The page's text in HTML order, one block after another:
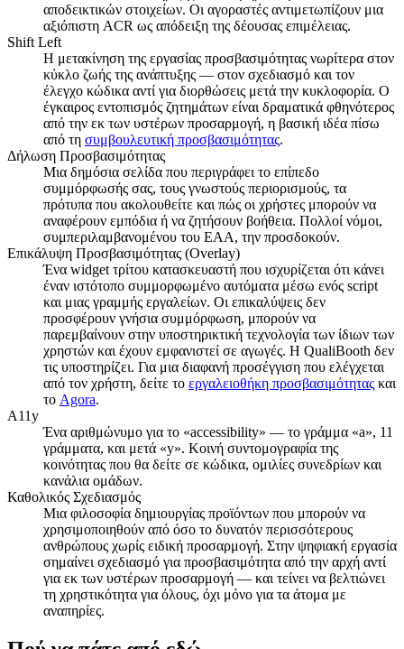
αποδεικτικών στοιχείων. Οι αγοραστές αντιμετωπίζουν μια
αξιόπιστη ACR ως απόδειξη της δέουσας επιμέλειας.
Shift Left
Η μετακίνηση της εργασίας προσβασιμότητας νωρίτερα στον
κύκλο ζωής της ανάπτυξης — στον σχεδιασμό και τον
έλεγχο κώδικα αντί για διορθώσεις μετά την κυκλοφορία. Ο
έγκαιρος εντοπισμός ζητημάτων είναι δραματικά φθηνότερος
από την εκ των υστέρων προσαρμογή, η βασική ιδέα πίσω
από τη συμβουλευτική προσβασιμότητας.
Δήλωση Προσβασιμότητας
Μια δημόσια σελίδα που περιγράφει το επίπεδο
συμμόρφωσής σας, τους γνωστούς περιορισμούς, τα
πρότυπα που ακολουθείτε και πώς οι χρήστες μπορούν να
αναφέρουν εμπόδια ή να ζητήσουν βοήθεια. Πολλοί νόμοι,
συμπεριλαμβανομένου του EAA, την προσδοκούν.
Επικάλυψη Προσβασιμότητας (Overlay)
Ένα widget τρίτου κατασκευαστή που ισχυρίζεται ότι κάνει
έναν ιστότοπο συμμορφωμένο αυτόματα μέσω ενός script
και μιας γραμμής εργαλείων. Οι επικαλύψεις δεν
προσφέρουν γνήσια συμμόρφωση, μπορούν να
παρεμβαίνουν στην υποστηρικτική τεχνολογία των ίδιων των
χρηστών και έχουν εμφανιστεί σε αγωγές. Η QualiBooth δεν
τις υποστηρίζει. Για μια διαφανή προσέγγιση που ελέγχεται
από τον χρήστη, δείτε το εργαλειοθήκη προσβασιμότητας και
το Agora.
A11y
Ένα αριθμώνυμο για το «accessibility» — το γράμμα «a», 11
γράμματα, και μετά «y». Κοινή συντομογραφία της
κοινότητας που θα δείτε σε κώδικα, ομιλίες συνεδρίων και
κανάλια ομάδων.
Καθολικός Σχεδιασμός
Μια φιλοσοφία δημιουργίας προϊόντων που μπορούν να
χρησιμοποιηθούν από όσο το δυνατόν περισσότερους
ανθρώπους χωρίς ειδική προσαρμογή. Στην ψηφιακή εργασία
σημαίνει σχεδιασμό για προσβασιμότητα από την αρχή αντί
για εκ των υστέρων προσαρμογή — και τείνει να βελτιώνει
τη χρηστικότητα για όλους, όχι μόνο για τα άτομα με
αναπηρίες.